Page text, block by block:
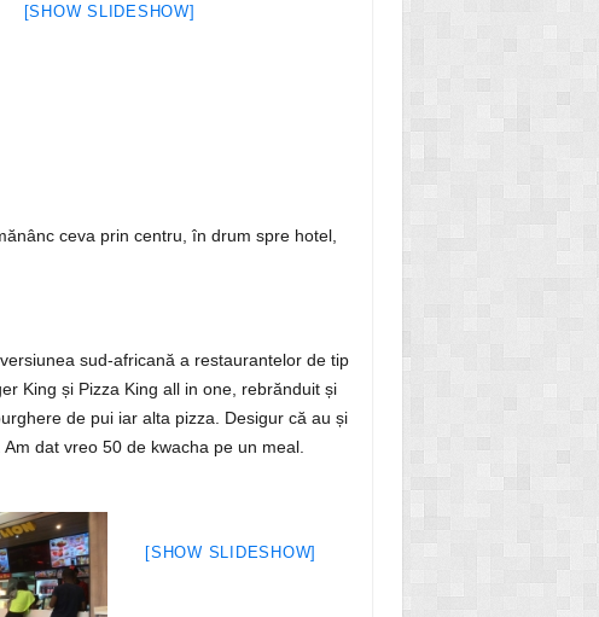
[SHOW SLIDESHOW]
ceva prin centru, în drum spre hotel,
sud-africană a restaurantelor de tip
King și Pizza King all in one, rebrănduit și
de pui iar alta pizza. Desigur că au și
dat vreo 50 de kwacha pe un meal.
[SHOW SLIDESHOW]